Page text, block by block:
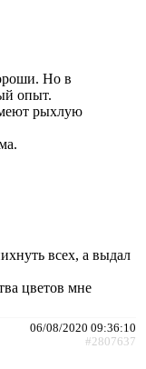
Но в
опыт.
рыхлую
всех, а выдал
цветов мне
06/08/2020 09:36:10
#2807637